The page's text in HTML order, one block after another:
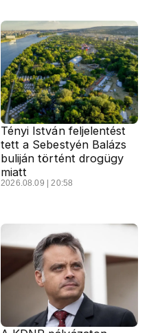
Tényi István feljelentést
tett a Sebestyén Balázs
buliján történt drogügy
miatt
2026.08.09 | 20:58